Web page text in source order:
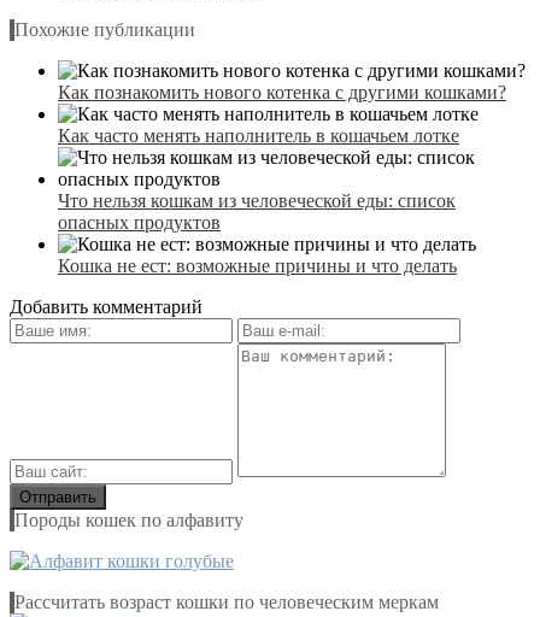
Похожие публикации
Как познакомить нового котенка с другими кошками?
Как часто менять наполнитель в кошачьем лотке
Что нельзя кошкам из человеческой еды: список
опасных продуктов
Кошка не ест: возможные причины и что делать
Добавить комментарий
Породы кошек по алфавиту
Рассчитать возраст кошки по человеческим меркам